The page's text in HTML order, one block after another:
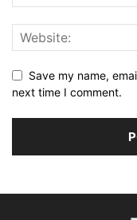
Save my name,
next time I comment.